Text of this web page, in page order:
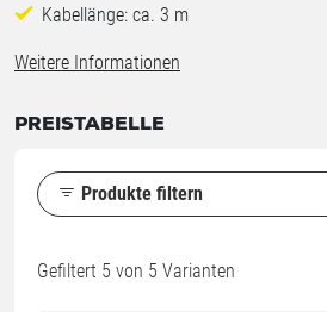
Kabellänge: ca. 3 m
Weitere Informationen
PREISTABELLE
Produkte filtern
Gefiltert 5 von 5 Varianten